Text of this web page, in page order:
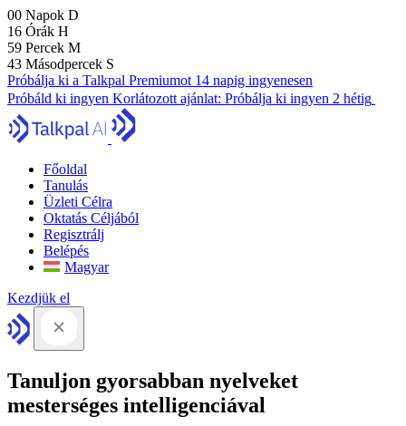
00 Napok D
16 Órák H
59 Percek M
42 Másodpercek S
Próbálja ki a Talkpal Premiumot 14 napig ingyenesen
Próbáld ki ingyen Korlátozott ajánlat: Próbálja ki ingyen 2 hétig
Főoldal
Tanulás
Üzleti Célra
Oktatás Céljából
Regisztrálj
Belépés
Magyar
Kezdjük el
Tanuljon gyorsabban nyelveket
mesterséges intelligenciával